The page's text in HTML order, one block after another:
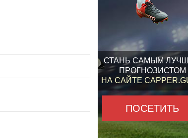
СТАНЬ САМЫМ
ПРОГНОЗИСТОМ
НА САЙТЕ
ПОСЕТИТЬ